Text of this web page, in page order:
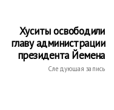
Хуситы освободили
главу администрации
президента Йемена
Следующая запись